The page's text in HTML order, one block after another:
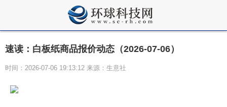
速读：白板纸商品报价动态（2026-07-06）
时间：2026-07-06 19:13:12 来源：生意社